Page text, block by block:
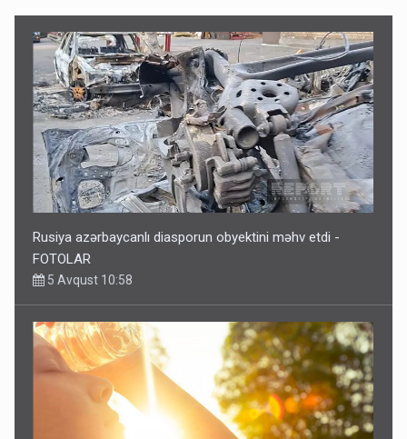
Rusiya azərbaycanlı diasporun obyektini məhv etdi -
FOTOLAR
5 Avqust 10:58